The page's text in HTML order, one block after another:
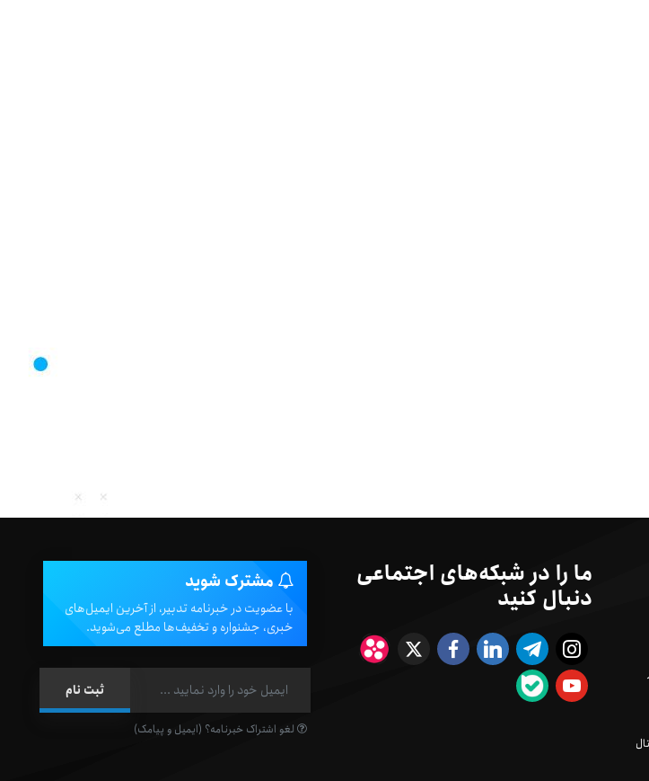
ما را در شبکه‌های اجتماعی
دنبال کنید مشترک شوید
با عضویت در خبرنامه تدبیر، از آخرین ایمیل‌های
خبری، جشنواره و تخفیف‌ها مطلع می‌شوید.
لغو اشتراک خبرنامه؟ (ایمیل و پیامک)